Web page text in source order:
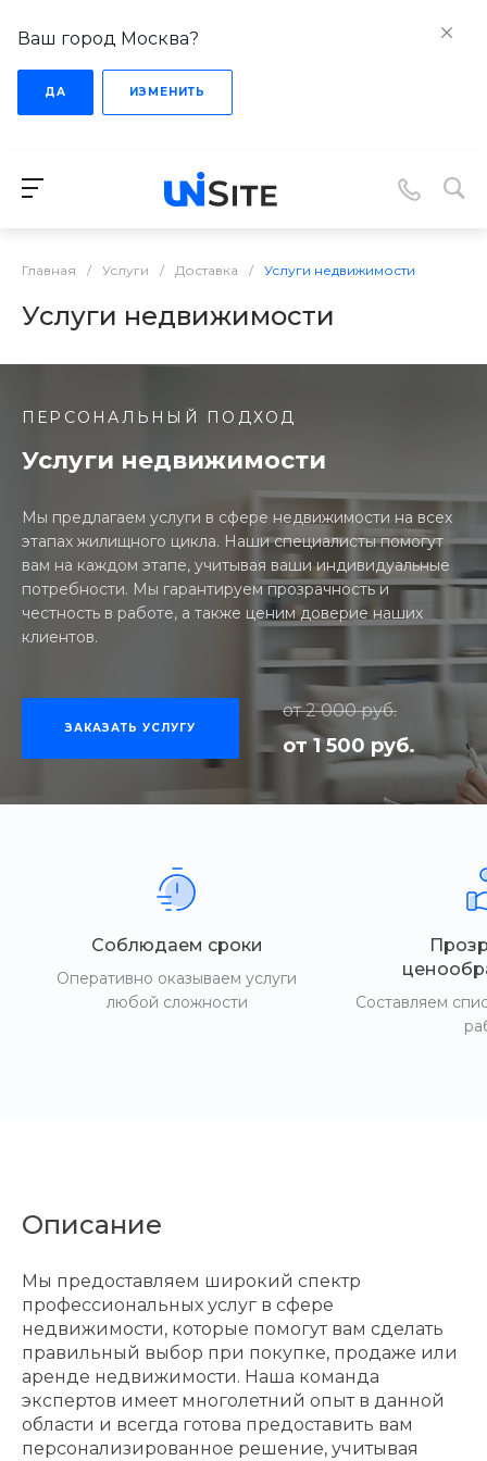
Ваш город Москва?
ДА ИЗМЕНИТЬ
Главная / Услуги / Доставка / Услуги недвижимости
Услуги недвижимости
ПЕРСОНАЛЬНЫЙ ПОДХОД
Услуги недвижимости
Мы предлагаем услуги в сфере недвижимости на всех
этапах жилищного цикла. Наши специалисты помогут
вам на каждом этапе, учитывая ваши индивидуальные
потребности. Мы гарантируем прозрачность и
честность в работе, а также ценим доверие наших
клиентов.
ЗАКАЗАТЬ УСЛУГУ
от 2 000 руб.
от 1 500 руб.
Соблюдаем сроки
Оперативно оказываем услуги
любой сложности
Составляем
Описание
Мы предоставляем широкий спектр
профессиональных услуг в сфере
недвижимости, которые помогут вам сделать
правильный выбор при покупке, продаже или
аренде недвижимости. Наша команда
экспертов имеет многолетний опыт в данной
области и всегда готова предоставить вам
персонализированное решение, учитывая